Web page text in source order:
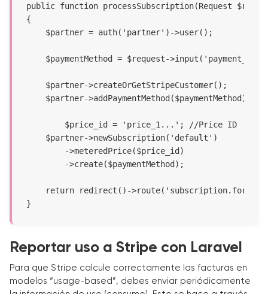
public function processSubscription(Request
{
    $partner = auth('partner')->user();
$paymentMethod = $request-
    $partner->createOrGetStripeCustomer();
    $partner->addPaymentMethod($paymentMethod);
    $partner->newSubscription('default')
        ->meteredPrice($price_id)
        ->create($paymentMethod);
return redirect()-
}
Reportar uso a Stripe con Laravel
Para que Stripe calcule correctamente las facturas en
modelos “usage-based”, debes enviar periódicamente